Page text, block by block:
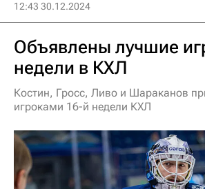
12:43 30.12.2024
Объявлены лучшие
недели в КХЛ
Костин, Гросс, Ливо и Шараканов
игроками 16-й недели КХЛ